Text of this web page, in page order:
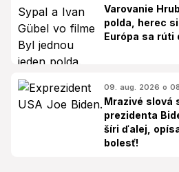
Varovanie
polda, herec
Európa sa rúti
09. aug. 2026 o
Mrazivé slová
prezidenta
šíri ďalej,
bolesť!